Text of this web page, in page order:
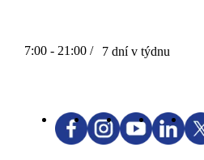
7:00 - 21:00 / 7 dní v týdnu